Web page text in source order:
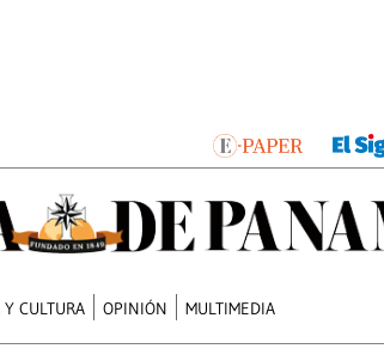
CULTURA OPINIÓN MULTIMEDIA